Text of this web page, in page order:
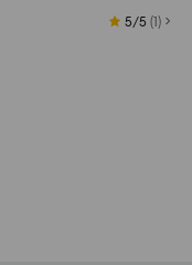
5/5 (1)